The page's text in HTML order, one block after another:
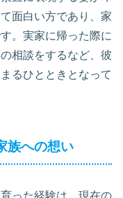
面白い方であり、家
。実家に帰った際に
相談をするなど、彼
るひとときとなって
族への想い
った経験は、現在の